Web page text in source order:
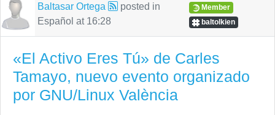
Baltasar Ortega
posted in
Español at 16:28
Member
baltolkien
«El Activo Eres Tú» de Carles
Tamayo, nuevo evento organizado
por GNU/Linux València